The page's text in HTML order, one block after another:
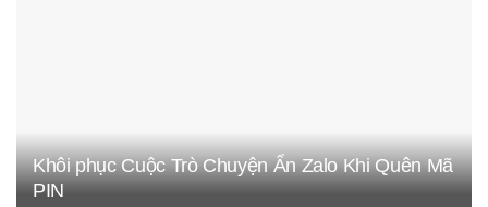
Khôi phục Cuộc Trò Chuyện Ẩn Zalo Khi Quên Mã
PIN